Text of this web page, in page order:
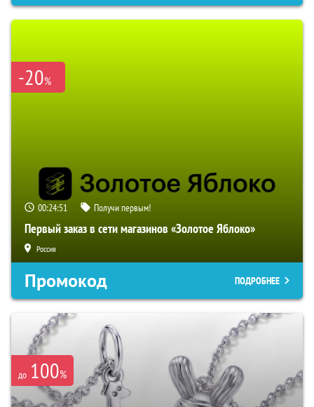
-20%
00:24:50 Получи первым!
Первый заказ в сети магазинов «Золотое Яблоко»
Россия
Промокод ПОДРОБНЕЕ
до 100%